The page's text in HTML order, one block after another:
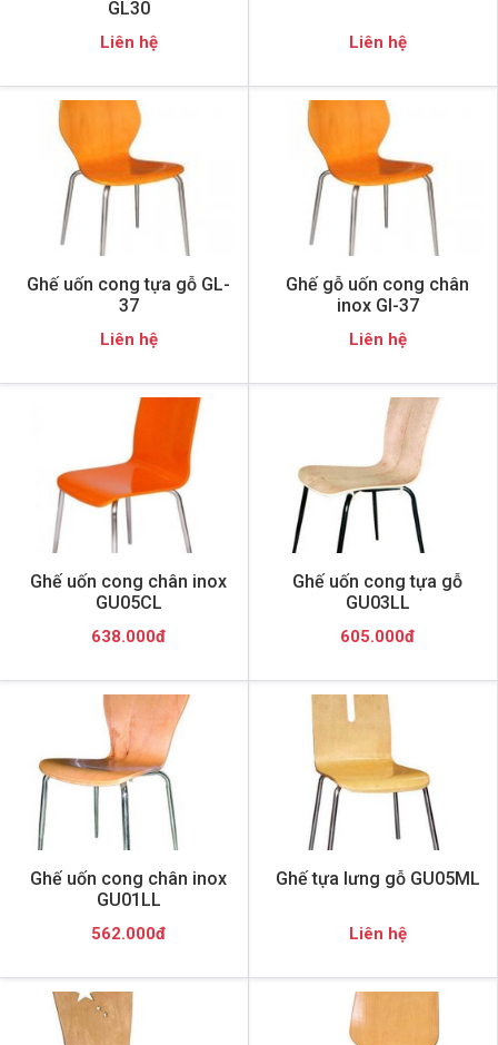
GL30
Liên hệ Liên hệ
Ghế uốn cong tựa gỗ GL-
37
Liên hệ
Ghế gỗ uốn cong chân
inox Gl-37
Liên hệ
Ghế uốn cong chân inox
GU05CL
638.000đ
Ghế uốn cong tựa gỗ
GU03LL
605.000đ
Ghế uốn cong chân inox
GU01LL
562.000đ
Ghế tựa lưng gỗ GU05ML
Liên hệ